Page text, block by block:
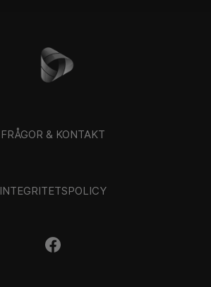
FRÅGOR & KONTAKT
INTEGRITETSPOLICY